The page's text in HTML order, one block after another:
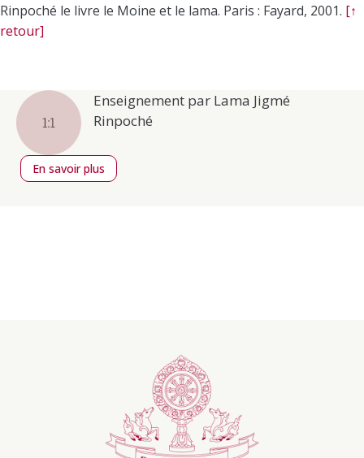
Rinpoché le livre le Moine et le lama. Paris : Fayard, 2001. [↑
retour]
Enseignement par Lama Jigmé
Rinpoché
En savoir plus